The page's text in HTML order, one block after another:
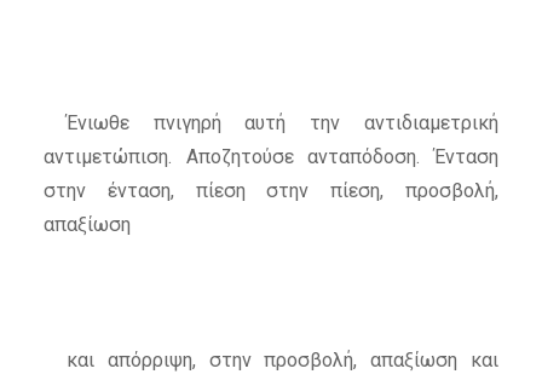
Ένιωθε πνιγηρή αυτή την αντιδιαμετρική
αντιμετώπιση. Αποζητούσε ανταπόδοση. Ένταση
στην ένταση, πίεση στην πίεση, προσβολή,
απαξίωση
και απόρριψη, στην προσβολή, απαξίωση και